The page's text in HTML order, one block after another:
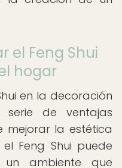
el Feng Shui
hogar
en la decoración
de ventajas
mejorar la estética
Feng Shui puede
ambiente que